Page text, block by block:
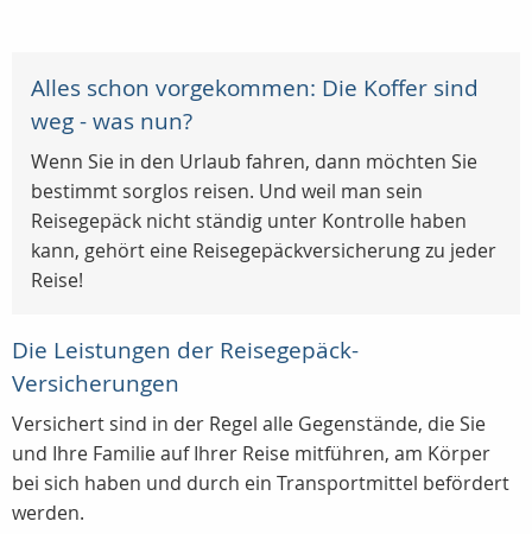
Alles schon vorgekommen: Die Koffer sind
weg - was nun?
Wenn Sie in den Urlaub fahren, dann möchten Sie
bestimmt sorglos reisen. Und weil man sein
Reisegepäck nicht ständig unter Kontrolle haben
kann, gehört eine Reisegepäckversicherung zu jeder
Reise!
Die Leistungen der Reisegepäck-
Versicherungen
Versichert sind in der Regel alle Gegenstände, die Sie
und Ihre Familie auf Ihrer Reise mitführen, am Körper
bei sich haben und durch ein Transportmittel befördert
werden.